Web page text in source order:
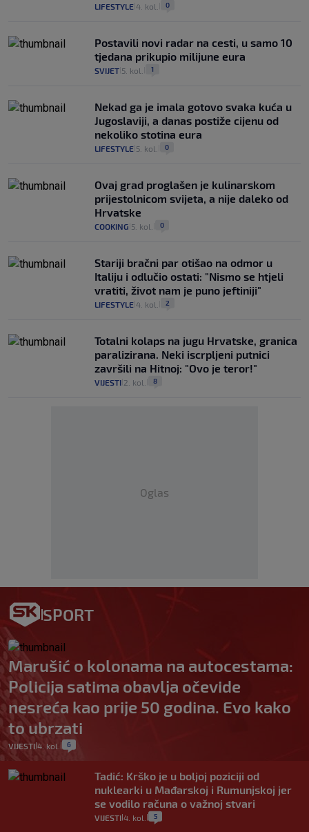
LIFESTYLE 4. kol. 0
Postavili novi radar na cesti, u samo 10
tjedana prikupio milijune eura
SVIJET 5. kol. 1
Nekad ga je imala gotovo svaka kuća u
Jugoslaviji, a danas postiže cijenu od
nekoliko stotina eura
LIFESTYLE 5. kol. 0
Ovaj grad proglašen je kulinarskom
prijestolnicom svijeta, a nije daleko od
Hrvatske
COOKING 5. kol. 0
Stariji bračni par otišao na odmor u
Italiju i odlučio ostati: "Nismo se htjeli
vratiti, život nam je puno jeftiniji"
LIFESTYLE 4. kol. 2
Totalni kolaps na jugu Hrvatske, granica
paralizirana. Neki iscrpljeni putnici
završili na Hitnoj: "Ovo je teror!"
VIJESTI 2. kol. 8
Oglas
SPORT
Marušić o kolonama na autocestama:
Policija satima obavlja očevide
nesreća kao prije 50 godina. Evo kako
to ubrzati
VIJESTI 4. kol. 6
Tadić: Krško je u boljoj poziciji od
nuklearki u Mađarskoj i Rumunjskoj jer
se vodilo računa o važnoj stvari
VIJESTI 4. kol. 5